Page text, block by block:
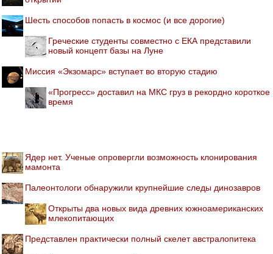
Шесть способов попасть в космос (и все дорогие)
Греческие студенты совместно с ЕКА представили
новый концепт базы на Луне
Миссия «Экзомарс» вступает во вторую стадию
«Прогресс» доставил на МКС груз в рекордно короткое
время
Ядер нет. Ученые опровергли возможность клонирования
мамонта
Палеонтологи обнаружили крупнейшие следы динозавров
Открыты два новых вида древних южноамериканских
млекопитающих
Представлен практически полный скелет австралопитека